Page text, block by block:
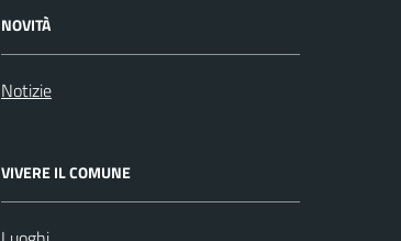
NOVITÀ
Notizie
VIVERE IL COMUNE